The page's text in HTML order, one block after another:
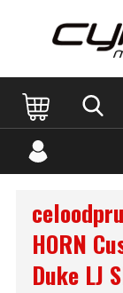
HORN
Duke LJ